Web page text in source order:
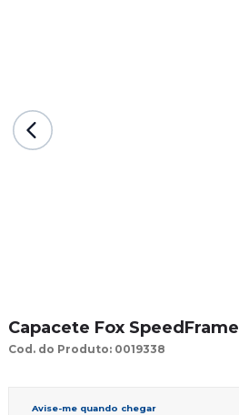
Capacete Fox SpeedFrame
Cod. do Produto: 0019338
Avise-me quando chegar